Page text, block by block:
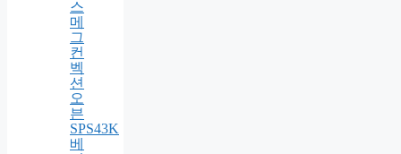
우
글
로
벌
라
이
프
스
메